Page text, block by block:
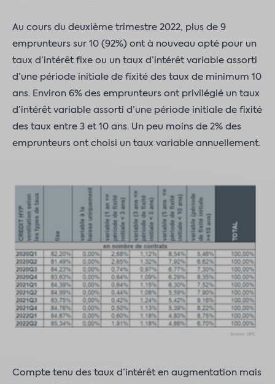
Au cours du deuxième trimestre 2022, plus de 9
emprunteurs sur 10 (92%) ont à nouveau opté pour un
taux d’intérêt fixe ou un taux d’intérêt variable assorti
d’une période initiale de fixité des taux de minimum 10
ans. Environ 6% des emprunteurs ont privilégié un taux
d’intérêt variable assorti d’une période initiale de fixité
des taux entre 3 et 10 ans. Un peu moins de 2% des
emprunteurs ont choisi un taux variable annuellement.
Compte tenu des taux d’intérêt en augmentation mais